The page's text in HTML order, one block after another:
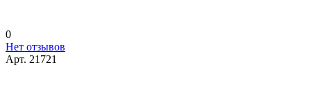
0
Нет отзывов
Арт. 21721